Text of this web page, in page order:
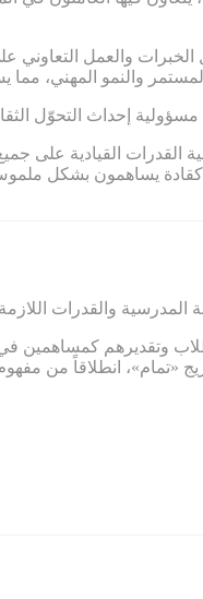
والعمل التعاوني
والنمو المهني،
مسؤولية إحداث التحوّل
القدرات القيادية على
كقادة يساهمون بشكل
والقدرات
وتقديرهم كمساهمين
«تمام»، انطلاقاً من